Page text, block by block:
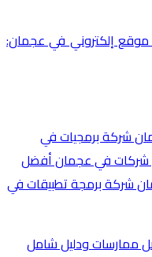
إلكتروني في عجمان:
ممارسات ودليل شامل